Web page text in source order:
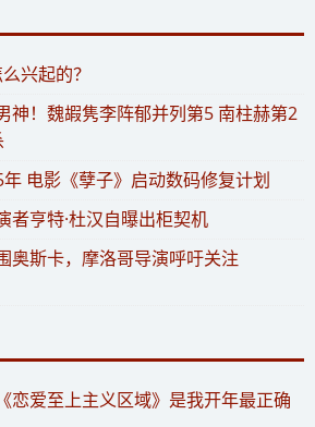
兴起的？
神！魏嘏隽李阵郁并列第5 南柱赫第2
电影《孽子》启动数码修复计划
者亨特·杜汉自曝出柜契机
奥斯卡，摩洛哥导演呼吁关注
恋爱至上主义区域》是我开年最正确